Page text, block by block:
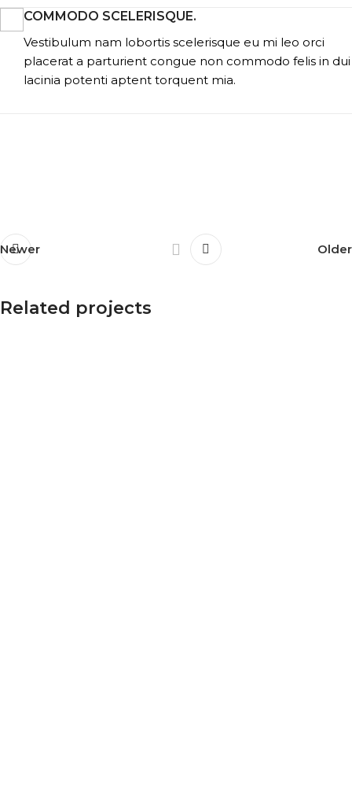
COMMODO SCELERISQUE.
Vestibulum nam lobortis scelerisque eu mi leo orci
placerat a parturient congue non commodo felis in dui
lacinia potenti aptent torquent mia.
Newer Older
Related projects